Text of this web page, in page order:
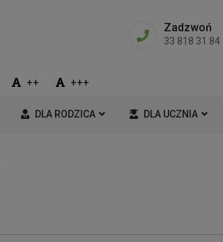
Zadzwoń
33 818 31 84
++ +++
DLA RODZICA DLA UCZNIA